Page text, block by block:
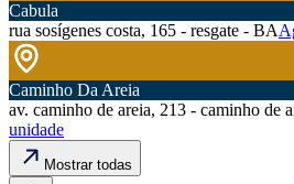
Cabula
rua sosígenes costa, 165 - resgate - BA
Caminho Da Areia
av. caminho de areia, 213 - caminho de
unidade
Mostrar todas